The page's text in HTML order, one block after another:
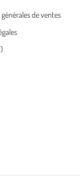
de ventes